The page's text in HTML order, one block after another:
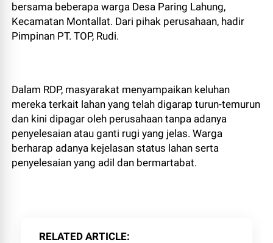
bersama beberapa warga Desa Paring Lahung,
Kecamatan Montallat. Dari pihak perusahaan, hadir
Pimpinan PT. TOP, Rudi.
Dalam RDP, masyarakat menyampaikan keluhan
mereka terkait lahan yang telah digarap turun-temurun
dan kini dipagar oleh perusahaan tanpa adanya
penyelesaian atau ganti rugi yang jelas. Warga
berharap adanya kejelasan status lahan serta
penyelesaian yang adil dan bermartabat.
RELATED ARTICLE